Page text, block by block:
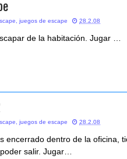
juegos de escape 28.2.08
de la habitación. Jugar …
juegos de escape 28.2.08
encerrado dentro de la oficina,
salir. Jugar…